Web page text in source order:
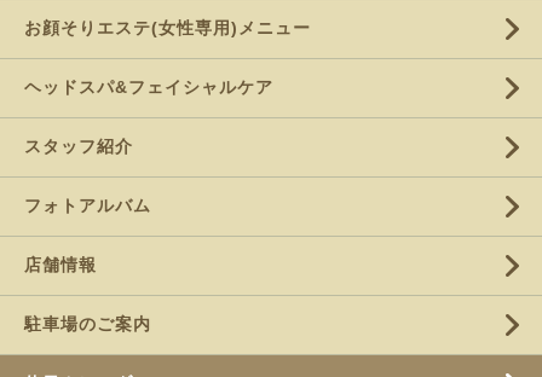
お顔そりエステ(女性専用)メニュー
ヘッドスパ&フェイシャルケア
スタッフ紹介
フォトアルバム
店舗情報
駐車場のご案内